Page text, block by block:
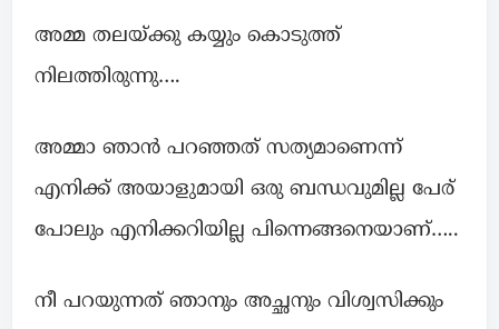
അമ്മ തലയ്ക്കു കയ്യും കൊടുത്ത്
നിലത്തിരുന്നു….
അമ്മാ ഞാൻ പറഞ്ഞത് സത്യമാണെന്ന്
എനിക്ക് അയാളുമായി ഒരു ബന്ധവുമില്ല പേര്
പോലും എനിക്കറിയില്ല പിന്നെങ്ങനെയാണ്…..
നീ പറയുന്നത് ഞാനും അച്ഛനും വിശ്വസിക്കും